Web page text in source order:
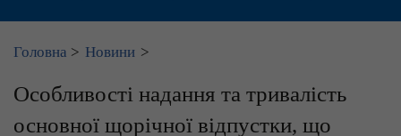
Головна > Новини >
Особливості надання та тривалість
основної щорічної відпустки, що